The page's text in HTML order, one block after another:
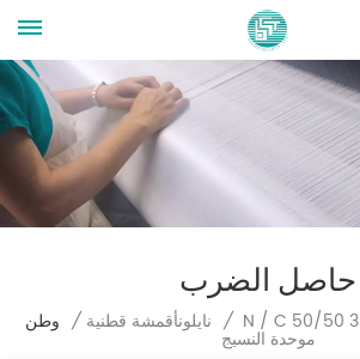
حاصل الضرب
وطن / نايلونأقمشة قطنية / N / C 50/50 3 ألوان الصحراء التمويه
موحدة النسيج